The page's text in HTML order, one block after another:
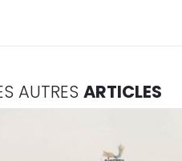
AUTRES ARTICLES